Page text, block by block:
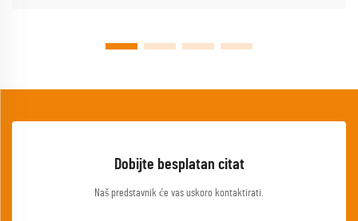
Dobijte besplatan citat
Naš predstavnik će vas uskoro kontaktirati.